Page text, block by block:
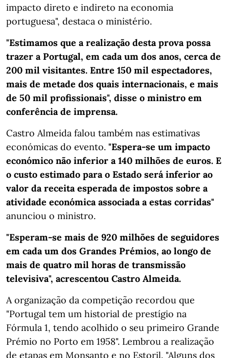
impacto direto e indireto na economia
portuguesa", destaca o ministério.
"Estimamos que a realização desta prova possa
trazer a Portugal, em cada um dos anos, cerca de
200 mil visitantes. Entre 150 mil espectadores,
mais de metade dos quais internacionais, e mais
de 50 mil profissionais", disse o ministro em
conferência de imprensa.
Castro Almeida falou também nas estimativas
económicas do evento. "Espera-se um impacto
económico não inferior a 140 milhões de euros. E
o custo estimado para o Estado será inferior ao
valor da receita esperada de impostos sobre a
atividade económica associada a estas corridas"
anunciou o ministro.
"Esperam-se mais de 920 milhões de seguidores
em cada um dos Grandes Prémios, ao longo de
mais de quatro mil horas de transmissão
televisiva", acrescentou Castro Almeida.
A organização da competição recordou que
"Portugal tem um historial de prestígio na
Fórmula 1, tendo acolhido o seu primeiro Grande
Prémio no Porto em 1958". Lembrou a realização
de etapas em Monsanto e no Estoril. "Alguns dos